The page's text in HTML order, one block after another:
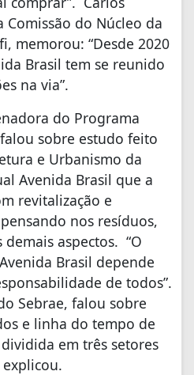
do Núcleo da
memorou: “Desde 2020
Brasil tem se reunido
na via”.
do Programa
sobre estudo feito
e Urbanismo da
Avenida Brasil que a
revitalização e
nos resíduos,
aspectos. “O
Brasil depende
de todos”.
Sebrae, falou sobre
e linha do tempo de
em três setores